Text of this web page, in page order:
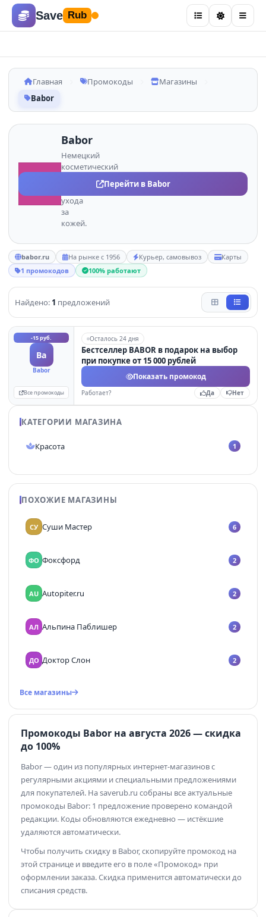
Save Rub
Главная Промокоды
Магазины
Babor
Babor
Немецкий
косметический
профессионального
ухода
за
кожей.
Перейти в Babor
babor.ru На рынке с 1956 Курьер, самовывоз
Карты
1 промокодов
100% работают
Найдено: 1 предложений
-15 руб.
Ba
Babor
Все промокоды
Осталось 24 дня
Бестселлер BABOR в подарок на выбор
при покупке от 15 000 рублей
Показать промокод
Работает? Да Нет
КАТЕГОРИИ МАГАЗИНА
Красота 1
ПОХОЖИЕ МАГАЗИНЫ
СУ Суши Мастер 6
ФО Фоксфорд 2
AU Autopiter.ru 2
АЛ Альпина Паблишер 2
ДО Доктор Слон 2
Все магазины
Промокоды Babor на августа 2026 — скидка
до 100%
Babor — один из популярных интернет-магазинов с
регулярными акциями и специальными предложениями
для покупателей. На saverub.ru собраны все актуальные
промокоды Babor: 1 предложение проверено командой
редакции. Коды обновляются ежедневно — истёкшие
удаляются автоматически.
Чтобы получить скидку в Babor, скопируйте промокод на
этой странице и введите его в поле «Промокод» при
оформлении заказа. Скидка применится автоматически до
списания средств.